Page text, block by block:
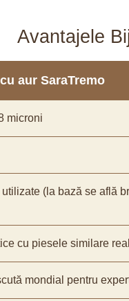
Avantajele
aur SaraTremo
microni
(la bază se află
cu piesele similare
mondial pentru